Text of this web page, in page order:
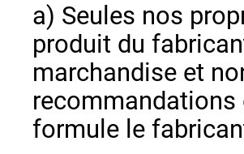
a) Seules nos
produit du
marchandise et
formule le